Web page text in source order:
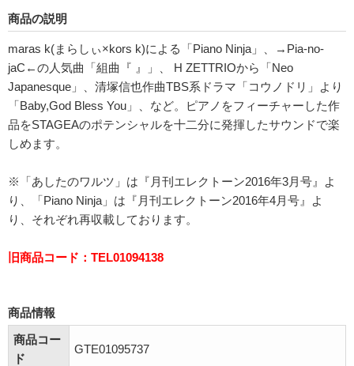
商品の説明
maras k(まらしぃ×kors k)による「Piano Ninja」、→Pia-no-
jaC←の人気曲「組曲『 』」、 H ZETTRIOから「Neo
Japanesque」、清塚信也作曲TBS系ドラマ「コウノドリ」より
「Baby,God Bless You」、など。ピアノをフィーチャーした作
品をSTAGEAのポテンシャルを十二分に発揮したサウンドで楽
しめます。
※「あしたのワルツ」は『月刊エレクトーン2016年3月号』よ
り、「Piano Ninja」は『月刊エレクトーン2016年4月号』よ
り、それぞれ再収載しております。
旧商品コード：TEL01094138
商品情報
商品コー
ド
GTE01095737